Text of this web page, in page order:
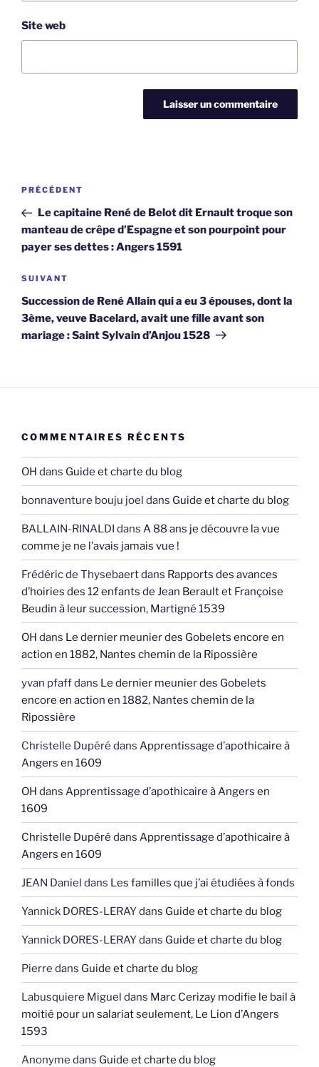
Site web
Navigation
l’article
Article
précédent
PRÉCÉDENT
Le capitaine René de Belot dit Ernault troque son
manteau de crêpe d’Espagne et son pourpoint pour
payer ses dettes : Angers 1591
Article
suivant
SUIVANT
Succession de René Allain qui a eu 3 épouses, dont la
3ème, veuve Bacelard, avait une fille avant son
mariage : Saint Sylvain d’Anjou 1528
COMMENTAIRES RÉCENTS
OH dans Guide et charte du blog
bonnaventure bouju joel dans Guide et charte du blog
BALLAIN-RINALDI dans A 88 ans je découvre la vue
comme je ne l’avais jamais vue !
Frédéric de Thysebaertdans Rapports des avances
d’hoiries des 12 enfants de Jean Berault et Françoise
Beudin à leur succession, Martigné 1539
OH dans Le dernier meunier des Gobelets encore en
action en 1882, Nantes chemin de la Ripossière
yvan pfaffdans Le dernier meunier des Gobelets
encore en action en 1882, Nantes chemin de la
Ripossière
Christelle Dupéré dans Apprentissage d’apothicaire à
Angers en 1609
OH dans Apprentissage d’apothicaire à Angers en
1609
Christelle Dupéré dans Apprentissage d’apothicaire à
Angers en 1609
JEAN Daniel dans Les familles que j’ai étudiées à fonds
Yannick DORES-LERAYdans Guide et charte du blog
Yannick DORES-LERAYdans Guide et charte du blog
Pierre dans Guide et charte du blog
Labusquiere Miguel dans Marc Cerizay modifie le bail à
moitié pour un salariat seulement, Le Lion d’Angers
1593
Anonyme dans Guide et charte du blog